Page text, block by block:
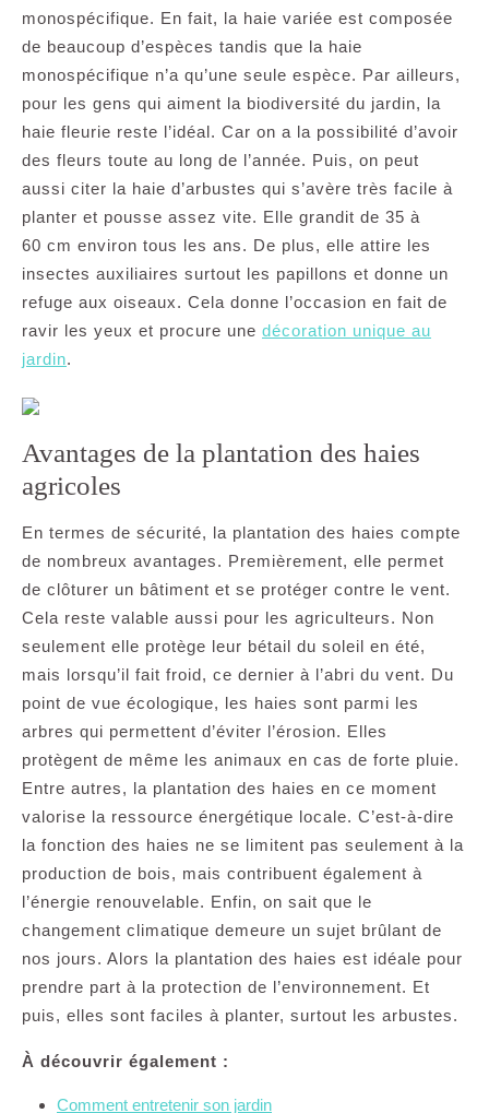
monospécifique. En fait, la haie variée est composée
de beaucoup d’espèces tandis que la haie
monospécifique n’a qu’une seule espèce. Par ailleurs,
pour les gens qui aiment la biodiversité du jardin, la
haie fleurie reste l’idéal. Car on a la possibilité d’avoir
des fleurs toute au long de l’année. Puis, on peut
aussi citer la haie d’arbustes qui s’avère très facile à
planter et pousse assez vite. Elle grandit de 35 à
60 cm environ tous les ans. De plus, elle attire les
insectes auxiliaires surtout les papillons et donne un
refuge aux oiseaux. Cela donne l’occasion en fait de
ravir les yeux et procure une décoration unique au
jardin.
Avantages de la plantation des haies
agricoles
En termes de sécurité, la plantation des haies compte
de nombreux avantages. Premièrement, elle permet
de clôturer un bâtiment et se protéger contre le vent.
Cela reste valable aussi pour les agriculteurs. Non
seulement elle protège leur bétail du soleil en été,
mais lorsqu’il fait froid, ce dernier à l’abri du vent. Du
point de vue écologique, les haies sont parmi les
arbres qui permettent d’éviter l’érosion. Elles
protègent de même les animaux en cas de forte pluie.
Entre autres, la plantation des haies en ce moment
valorise la ressource énergétique locale. C’est-à-dire
la fonction des haies ne se limitent pas seulement à la
production de bois, mais contribuent également à
l’énergie renouvelable. Enfin, on sait que le
changement climatique demeure un sujet brûlant de
nos jours. Alors la plantation des haies est idéale pour
prendre part à la protection de l’environnement. Et
puis, elles sont faciles à planter, surtout les arbustes.
À découvrir également :
Comment entretenir son jardin